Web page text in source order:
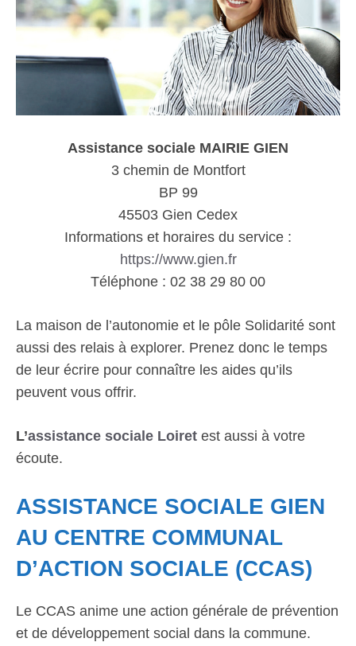
Assistance sociale MAIRIE GIEN
3 chemin de Montfort
BP 99
45503 Gien Cedex
Informations et horaires du service :
https://www.gien.fr
Téléphone : 02 38 29 80 00
La maison de l’autonomie et le pôle Solidarité sont
aussi des relais à explorer. Prenez donc le temps
de leur écrire pour connaître les aides qu’ils
peuvent vous offrir.
L’assistance sociale Loiret est aussi à votre
écoute.
ASSISTANCE SOCIALE GIEN
AU CENTRE COMMUNAL
D’ACTION SOCIALE (CCAS)
Le CCAS anime une action générale de prévention
et de développement social dans la commune.